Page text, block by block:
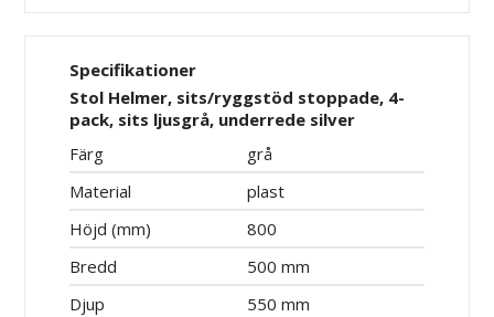
Specifikationer
Stol Helmer, sits/ryggstöd stoppade, 4-
pack, sits ljusgrå, underrede silver
Färg
grå
Material
plast
Höjd (mm)
800
Bredd
500 mm
Djup
550 mm